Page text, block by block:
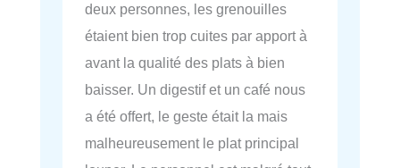
deux personnes, les grenouilles
étaient bien trop cuites par apport à
avant la qualité des plats à bien
baisser. Un digestif et un café nous
a été offert, le geste était la mais
malheureusement le plat principal